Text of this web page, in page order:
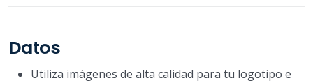
Datos
Utiliza imágenes de alta calidad para tu logotipo e